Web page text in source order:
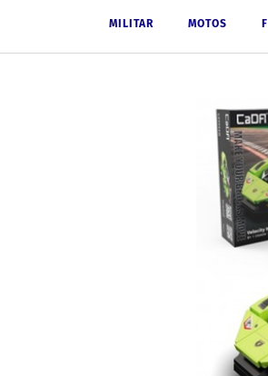
MILITAR MOTOS